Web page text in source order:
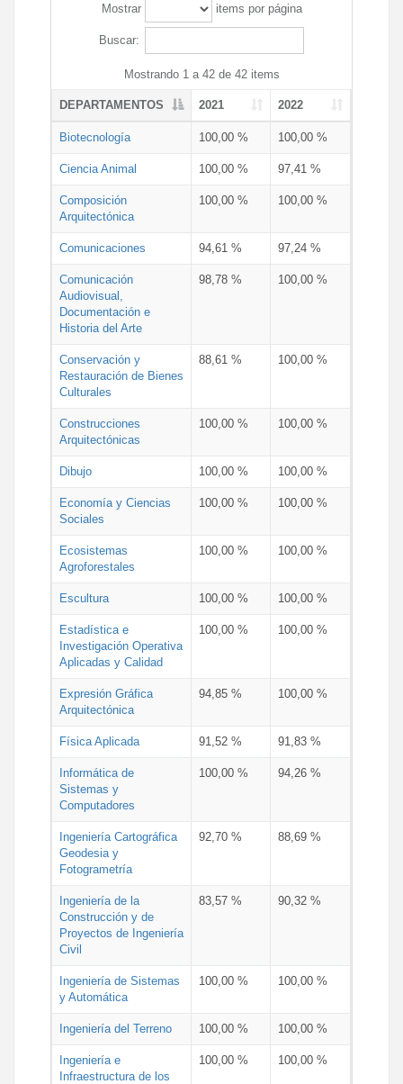
Mostrar items por página
Buscar:
Mostrando 1 a 42 de 42 items
DEPARTAMENTOS 2021 2022
Biotecnología 100,00 % 100,00 %
Ciencia Animal 100,00 % 97,41 %
Composición
Arquitectónica
100,00 % 100,00 %
Comunicaciones 94,61 % 97,24 %
Comunicación
Audiovisual,
Documentación e
Historia del Arte
98,78 % 100,00 %
Conservación y
Restauración de Bienes
Culturales
88,61 % 100,00 %
Construcciones
Arquitectónicas
100,00 % 100,00 %
Dibujo 100,00 % 100,00 %
Economía y Ciencias
Sociales
100,00 % 100,00 %
Ecosistemas
Agroforestales
100,00 % 100,00 %
Escultura 100,00 % 100,00 %
Estadística e
Investigación Operativa
Aplicadas y Calidad
100,00 % 100,00 %
Expresión Gráfica
Arquitectónica
94,85 % 100,00 %
Física Aplicada 91,52 % 91,83 %
Informática de
Sistemas y
Computadores
100,00 % 94,26 %
Ingeniería Cartográfica
Geodesia y
Fotogrametría
92,70 % 88,69 %
Ingeniería de la
Construcción y de
Proyectos de Ingeniería
Civil
83,57 % 90,32 %
Ingeniería de Sistemas
y Automática
100,00 % 100,00 %
Ingeniería del Terreno 100,00 % 100,00 %
Ingeniería e
Infraestructura de los
100,00 % 100,00 %